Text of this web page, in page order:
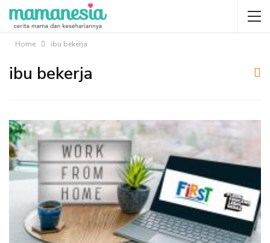
Home ibu bekerja
ibu bekerja